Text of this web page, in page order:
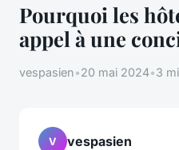
Pourquoi les
appel à une
vespasien•20 mai 2024•3
V vespasien